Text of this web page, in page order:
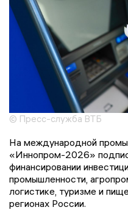
© Пресс-служба ВТБ
На международной
«Иннопром-2026»
финансировании
промышленности,
логистике, туризме и
регионах России.